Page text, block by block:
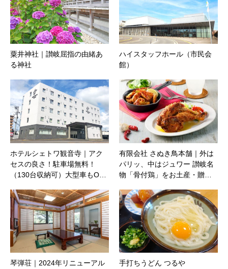
粟井神社｜讃岐屈指の由緒あ
る神社
ハイスタッフホール（市民会
館）
ホテルシェトワ観音寺｜アク
セスの良さ！駐車場無料！
（130台収納可）大型車もO…
有限会社 さぬき鳥本舗｜外は
パリッ、中はジュワー 讃岐名
物「骨付鶏」をお土産・贈…
琴弾荘｜2024年リニューアル
手打ちうどん つるや